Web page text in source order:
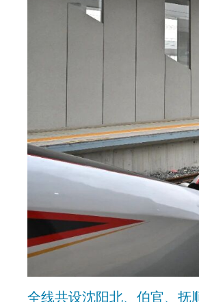
全线共设沈阳北、伯官、抚